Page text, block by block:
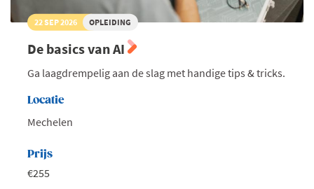
22 SEP 2026 OPLEIDING
De basics van AI
Ga laagdrempelig aan de slag met handige tips & tricks.
Locatie
Mechelen
Prijs
€255